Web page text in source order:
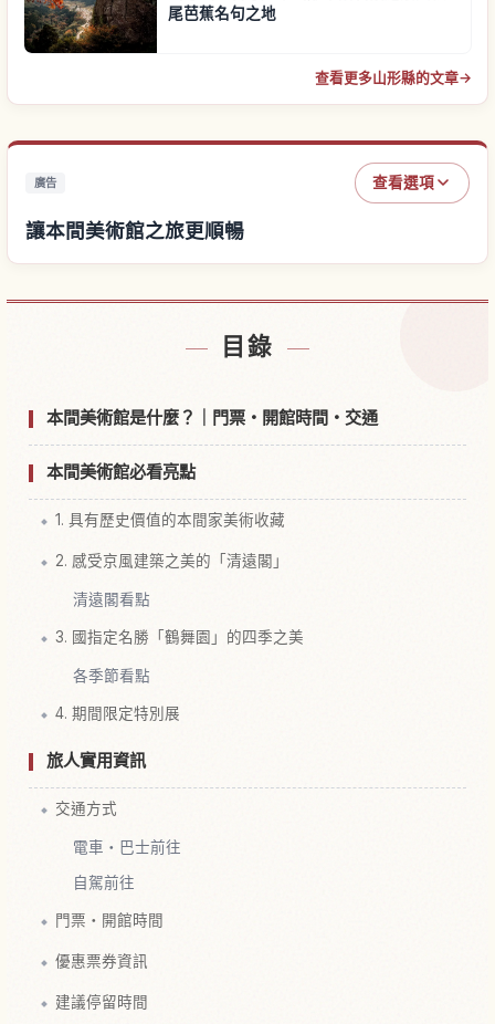
尾芭蕉名句之地
查看更多山形縣的文章→
廣告 查看選項
讓本間美術館之旅更順暢
目錄
本間美術館是什麼？｜門票・開館時間・交通
本間美術館必看亮點
1. 具有歷史價值的本間家美術收藏
2. 感受京風建築之美的「清遠閣」
清遠閣看點
3. 國指定名勝「鶴舞園」的四季之美
各季節看點
4. 期間限定特別展
旅人實用資訊
交通方式
電車・巴士前往
自駕前往
門票・開館時間
優惠票券資訊
建議停留時間